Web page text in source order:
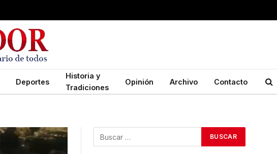
Deportes
Historia y
Tradiciones
Opinión Archivo Contacto